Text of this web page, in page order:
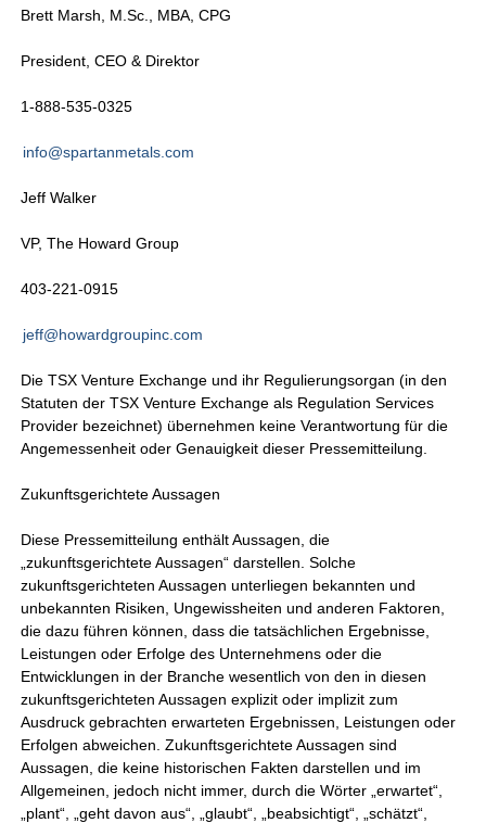
Brett Marsh, M.Sc., MBA, CPG
President, CEO & Direktor
1-888-535-0325
info@spartanmetals.com
Jeff Walker
VP, The Howard Group
403-221-0915
jeff@howardgroupinc.com
Die TSX Venture Exchange und ihr Regulierungsorgan (in den
Statuten der TSX Venture Exchange als Regulation Services
Provider bezeichnet) übernehmen keine Verantwortung für die
Angemessenheit oder Genauigkeit dieser Pressemitteilung.
Zukunftsgerichtete Aussagen
Diese Pressemitteilung enthält Aussagen, die
„zukunftsgerichtete Aussagen“ darstellen. Solche
zukunftsgerichteten Aussagen unterliegen bekannten und
unbekannten Risiken, Ungewissheiten und anderen Faktoren,
die dazu führen können, dass die tatsächlichen Ergebnisse,
Leistungen oder Erfolge des Unternehmens oder die
Entwicklungen in der Branche wesentlich von den in diesen
zukunftsgerichteten Aussagen explizit oder implizit zum
Ausdruck gebrachten erwarteten Ergebnissen, Leistungen oder
Erfolgen abweichen. Zukunftsgerichtete Aussagen sind
Aussagen, die keine historischen Fakten darstellen und im
Allgemeinen, jedoch nicht immer, durch die Wörter „erwartet“,
„plant“, „geht davon aus“, „glaubt“, „beabsichtigt“, „schätzt“,